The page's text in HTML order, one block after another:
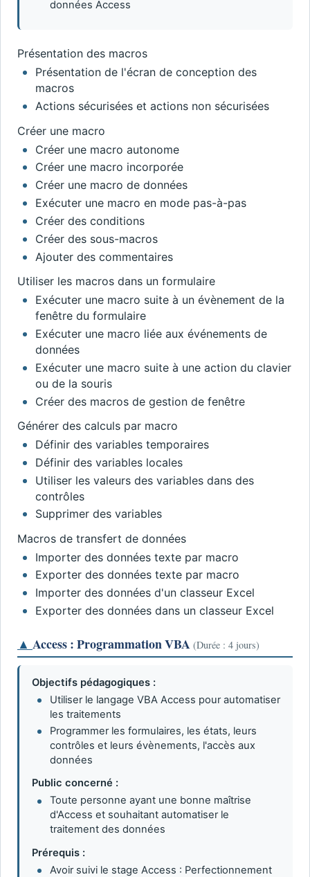
données Access
Présentation des macros
Présentation de l'écran de conception des
macros
Actions sécurisées et actions non sécurisées
Créer une macro
Créer une macro autonome
Créer une macro incorporée
Créer une macro de données
Exécuter une macro en mode pas-à-pas
Créer des conditions
Créer des sous-macros
Ajouter des commentaires
Utiliser les macros dans un formulaire
Exécuter une macro suite à un évènement de la
fenêtre du formulaire
Exécuter une macro liée aux événements de
données
Exécuter une macro suite à une action du clavier
ou de la souris
Créer des macros de gestion de fenêtre
Générer des calculs par macro
Définir des variables temporaires
Définir des variables locales
Utiliser les valeurs des variables dans des
contrôles
Supprimer des variables
Macros de transfert de données
Importer des données texte par macro
Exporter des données texte par macro
Importer des données d'un classeur Excel
Exporter des données dans un classeur Excel
▲ Access : Programmation VBA (Durée : 4 jours)
Objectifs pédagogiques :
Utiliser le langage VBA Access pour automatiser
les traitements
Programmer les formulaires, les états, leurs
contrôles et leurs évènements, l'accès aux
données
Public concerné :
Toute personne ayant une bonne maîtrise
d'Access et souhaitant automatiser le
traitement des données
Prérequis :
Avoir suivi le stage Access : Perfectionnement